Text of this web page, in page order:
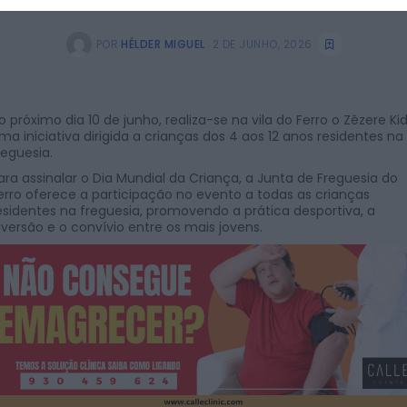
POR HÉLDER MIGUEL 2 DE JUNHO, 2026
próximo dia 10 de junho, realiza-se na vila do Ferro o Zêzere
iniciativa dirigida a crianças dos 4 aos 12 anos residentes na
assinalar o Dia Mundial da Criança, a Junta de Freguesia do
oferece a participação no evento a todas as crianças
na freguesia, promovendo a prática desportiva, a
e o convívio entre os mais jovens.